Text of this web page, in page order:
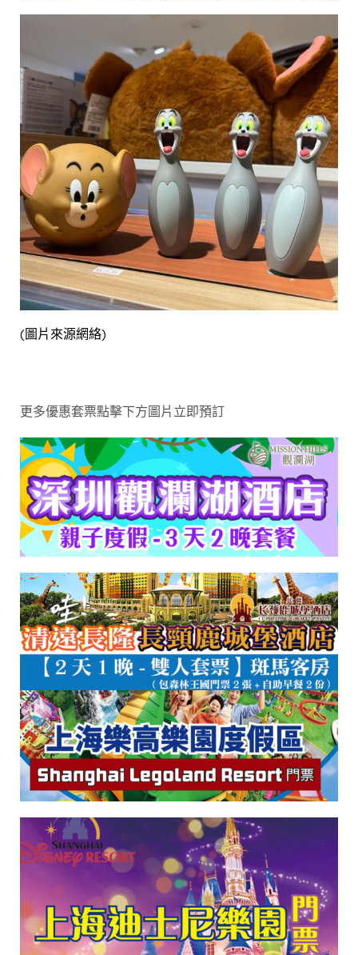
(圖片來源網絡)
更多優惠套票點擊下方圖片立即預訂